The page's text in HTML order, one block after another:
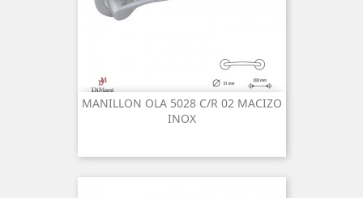
MANILLON OLA 5028 C/R 02 MACIZO
INOX